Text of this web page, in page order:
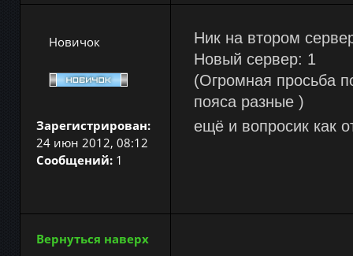
Новичок
Зарегистрирован:
24 июн 2012, 08:12
Сообщений: 1
Ник на втором
Новый сервер: 1
(Огромная просьба
пояса разные )
ещё и вопросик как
Вернуться наверх